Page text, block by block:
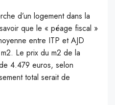
d’un logement dans la
que le « péage fiscal »
entre ITP et AJD
Le prix du m2 de la
4.479 euros, selon
total serait de